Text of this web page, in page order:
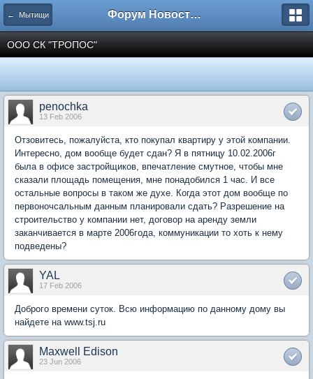
← Мытищи Форум Новостройки
ООО СК "ТРОПОС"
penochka
13 Feb 2006
Отзовитесь, пожалуйста, кто покупал квартиру у этой компании.
Интересно, дом вообще будет сдан? Я в пятницу 10.02.2006г
была в офисе застройщиков, впечатление смутное, чтобы мне
сказали площадь помещения, мне понадобился 1 час. И все
остальные вопросы в таком же духе. Когда этот дом вообще по
первоночсальным данным планировали сдать? Разрешение на
строительство у компании нет, договор на аренду земли
заканчивается в марте 2006года, коммуникации то хоть к нему
подведены?
YAL
17 Feb 2006
Доброго времени суток. Всю информацию по данному дому вы
найдете на www.tsj.ru
Maxwell Edison
23 Jun 2006